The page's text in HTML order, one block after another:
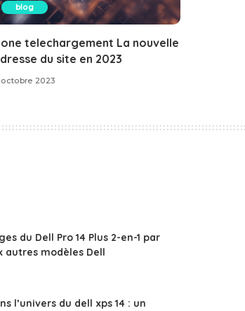
blog
telechargement La nouvelle
du site en 2023
2023
du Dell Pro 14 Plus 2-en-1 par
autres modèles Dell
l’univers du dell xps 14 : un